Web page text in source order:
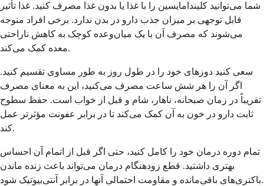
شما می‌توانید کلیندامایسین را با غذا یا بدون غذا مصرف کنید. غذا تأثیر
قابل توجهی بر میزان جذب دارو در بدن ندارد. برخی افراد متوجه
می‌شوند که مصرف آن با یک میان‌وعده کوچک به کاهش ناراحتی
معده کمک می‌کند.
سعی کنید دوزهای خود را در طول روز به طور مساوی تقسیم کنید.
اگر آن را هر شش ساعت مصرف می‌کنید، این به معنای مصرف
تقریباً در زمان صبحانه، ناهار، شام و قبل از خواب است. حفظ سطوح
ثابت دارو در خون به آن کمک می‌کند تا در برابر عفونت مؤثرتر عمل
کند.
تمام دوره درمان خود را کامل کنید، حتی اگر قبل از اتمام آن احساس
بهتری داشتید. قطع زودهنگام درمان می‌تواند باعث زنده ماندن
باکتری‌های باقی‌مانده و مقاومت احتمالی آنها در برابر آنتی‌بیوتیک شود.